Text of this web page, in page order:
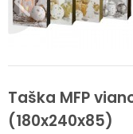
Taška MFP
(180x240x85)